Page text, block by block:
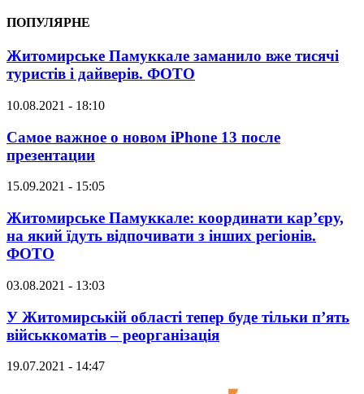
ПОПУЛЯРНЕ
Житомирське Памуккале заманило вже тисячі
туристів і дайверів. ФОТО
10.08.2021 - 18:10
Самое важное о новом iPhone 13 после
презентации
15.09.2021 - 15:05
Житомирське Памуккале: координати кар’єру,
на який їдуть відпочивати з інших регіонів.
ФОТО
03.08.2021 - 13:03
У Житомирській області тепер буде тільки п’ять
військкоматів – реорганізація
19.07.2021 - 14:47